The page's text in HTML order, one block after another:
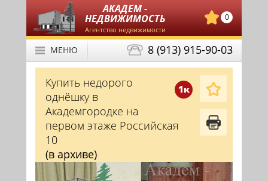
АКАДЕМ -
НЕДВИЖИМОСТЬ
Агентство недвижимости
0
8 (913) 915-90-03
МЕНЮ
1к
Купить недорого
однёшку в
Академгородке на
первом этаже Российская
10
(в архиве)